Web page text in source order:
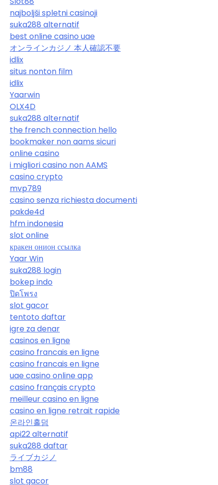
najboljši spletni casinoji
suka288 alternatif
best online casino uae
オンラインカジノ 本人確認不要
idlix
situs nonton film
idlix
Yaarwin
OLX4D
suka288 alternatif
the french connection hello
bookmaker non aams sicuri
online casino
i migliori casino non AAMS
casino crypto
mvp789
casino senza richiesta documenti
pakde4d
hfm indonesia
slot online
кракен онион ссылка
Yaar Win
suka288 login
bokep indo
ปิดโพรง
slot gacor
tentoto daftar
igre za denar
casinos en ligne
casino francais en ligne
casino francais en ligne
uae casino online app
casino français crypto
meilleur casino en ligne
casino en ligne retrait rapide
온라인홀덤
api22 alternatif
suka288 daftar
ライブカジノ
bm88
slot gacor